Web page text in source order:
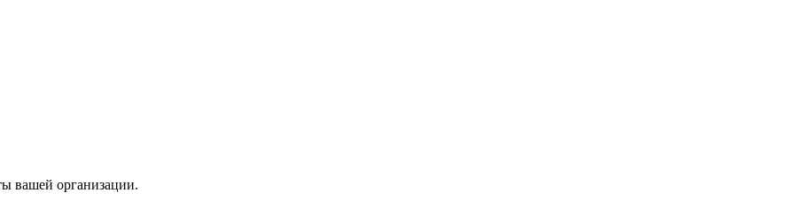
вашей организации.